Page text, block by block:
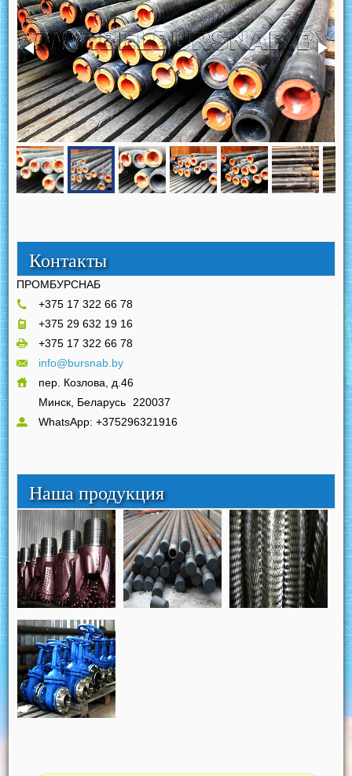
Контакты
ПРОМБУРСНАБ
+375 17 322 66 78
+375 29 632 19 16
+375 17 322 66 78
info@bursnab.by
пер. Козлова, д.46
Минск, Беларусь
220037
WhatsApp: +375296321916
Наша продукция